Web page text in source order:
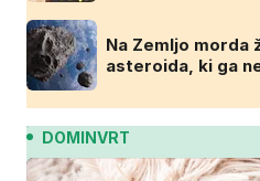
Na Zemljo morda
asteroida, ki ga
DOMINVRT